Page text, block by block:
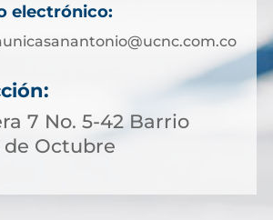
electrónico:
7 No. 5-42 Barrio
de Octubre